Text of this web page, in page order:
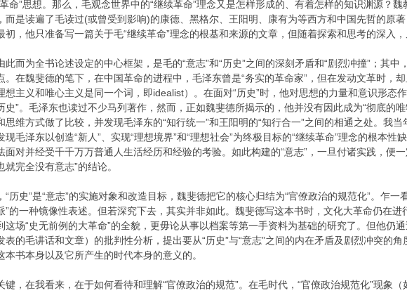
命”思想。那么，毛观念世界中的“继续革命”理念又是怎样形成的、有着怎样的知识渊源？
而是读遍了毛读过(或曾受到影响)的康德、黑格尔、王阳明、康有为等西方和中国先哲的原
初，他只准备写一篇关于毛“继续革命”理念的根基和来源的文章，但随着探索和思考的深入
此而为全书论述设定的中心框架，是毛的“意志”和“历史”之间的深刻矛盾和“剧烈冲撞”；其
。在魏斐德的笔下，在中国革命的进程中，毛泽东曾是“务实的革命家”，但在发动文革时，
想主义和唯心主义是同一个词，即idealist）。在面对“历史”时，他对思想的力量和意识形态
史”。毛泽东也读过不少马列著作，然而，正如魏斐德所揭示的，他并没有因此成为“彻底的
思维方式做了比较，并发现毛泽东的“知行统一”和王阳明的“知行合一”之间的相通之处。我
现毛泽东以创造“新人”、实现“理想境界”和“理想社会”为终极目标的“继续革命”理念的根本
面对并经受千千万万普通人生活经历和经验的考验。如此构建的“意志”，一旦付诸实践，便
就完全没有意志”的结论。
“历史”是“意志”的实施对象和改造目标，魏斐德把它的核心归结为“官僚政治的规范化”。乍
”的一种镜像性表述。但若深究下去，其实并非如此。魏斐德写这本书时，文化大革命仍在
这场“史无前例的大革命”的全貌，更毋论从事以档案等第一手资料为基础的研究了。但他仍
表的毛讲话和文章）的批判性分析，提出要从“历史”与“意志”之间的内在矛盾及剧烈冲突的
本书本身以及它所产生的时代本身的意义的。
键，在我看来，在于如何看待和理解“官僚政治的规范”。在毛时代，“官僚政治规范化”现象